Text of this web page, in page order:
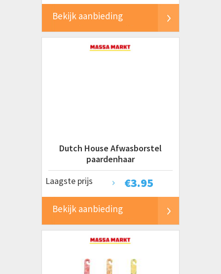
Bekijk aanbieding
Dutch House Afwasborstel
paardenhaar
€3.95
Laagste prijs
Bekijk aanbieding